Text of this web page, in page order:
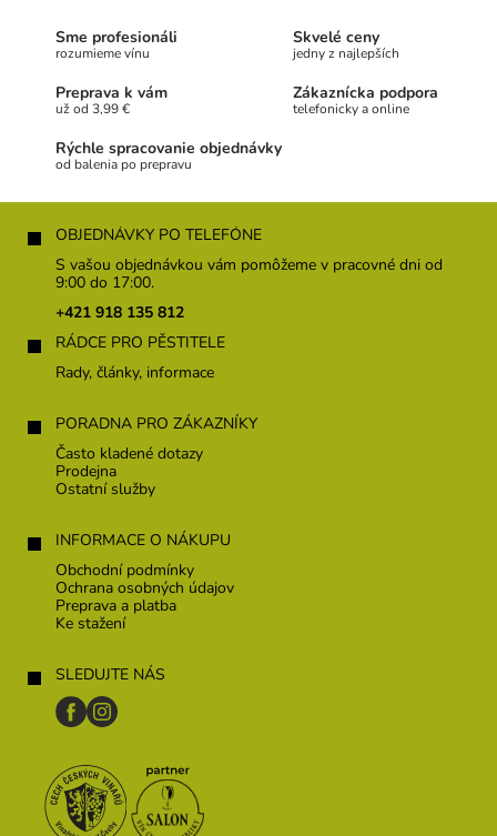
e
r
k
y
Sme profesionáli
rozumieme vínu
Skvelé ceny
jedny z najlepších
Preprava k vám
už od 3,99 €
Zákaznícka podpora
telefonicky a online
Rýchle spracovanie objednávky
od balenia po prepravu
OBJEDNÁVKY PO TELEFÓNE
S vašou objednávkou vám pomôžeme v pracovné dni od
9:00 do 17:00.
+421 918 135 812
RÁDCE PRO PĚSTITELE
Rady, články, informace
PORADNA PRO ZÁKAZNÍKY
Často kladené dotazy
Prodejna
Ostatní služby
INFORMACE O NÁKUPU
Obchodní podmínky
Ochrana osobných údajov
Preprava a platba
Ke stažení
SLEDUJTE NÁS